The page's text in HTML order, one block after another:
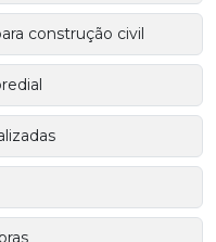
construção civil